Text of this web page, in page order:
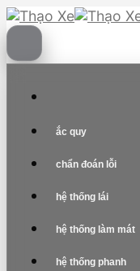
Skip
to
content
ắc quy
chẩn đoán lỗi
hệ thống lái
hệ thống làm mát
hệ thống phanh